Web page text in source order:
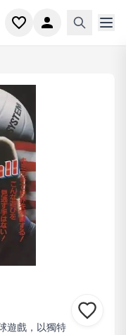
遊戲，以獨特